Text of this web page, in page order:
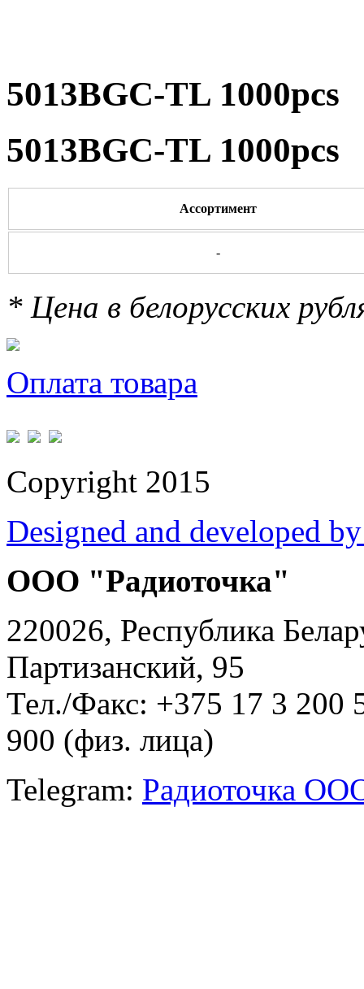
5013BGC-TL 1000pcs
5013BGC-TL 1000pcs
Ассортимент
-
* Цена в белорусских
Оплата товара
Copyright 2015
Designed and developed
ООО "Радиоточка"
220026, Республика
Партизанский, 95
Тел./Факс: +375 17 3
900 (физ. лица)
Telegram: Радиоточка